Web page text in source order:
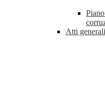
Atti generali